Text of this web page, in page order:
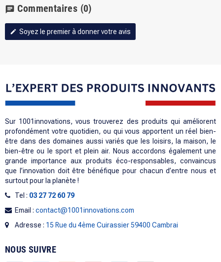
chat Commentaires (0)
edit Soyez le premier à donner votre avis
Sur 1001innovations, vous trouverez des produits qui améliorent
profondément votre quotidien, ou qui vous apportent un réel bien-
être dans des domaines aussi variés que les loisirs, la maison, le
bien-être ou le sport et plein air. Nous accordons également une
grande importance aux produits éco-responsables, convaincus
que l’innovation doit être bénéfique pour chacun d’entre nous et
surtout pour la planète !
Tel : 03 27 72 60 79
Email : contact@1001innovations.com
Adresse : 15 Rue du 4ème Cuirassier 59400 Cambrai
NOUS SUIVRE